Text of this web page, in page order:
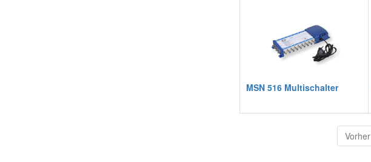
MSN 516 Multischalter
Vorher